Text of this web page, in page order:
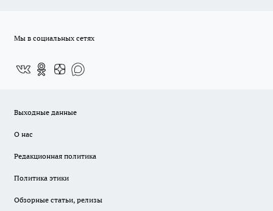
Мы в социальных сетях
Выходные данные
О нас
Редакционная политика
Политика этики
Обзорные статьи, релизы